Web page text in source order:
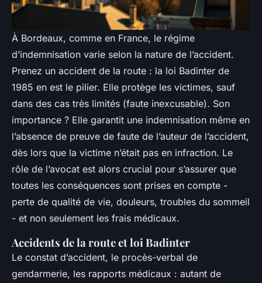
À Bordeaux, comme en France, le régime
d’indemnisation varie selon la nature de l’accident.
Prenez un accident de la route : la loi Badinter de
1985 en est le pilier. Elle protège les victimes, sauf
dans des cas très limités (faute inexcusable). Son
importance ? Elle garantit une indemnisation même en
l’absence de preuve de faute de l’auteur de l’accident,
dès lors que la victime n’était pas en infraction. Le
rôle de l’avocat est alors crucial pour s’assurer que
toutes les conséquences sont prises en compte -
perte de qualité de vie, douleurs, troubles du sommeil
- et non seulement les frais médicaux.
Accidents de la route et loi Badinter
Le constat d’accident, le procès-verbal de
gendarmerie, les rapports médicaux : autant de